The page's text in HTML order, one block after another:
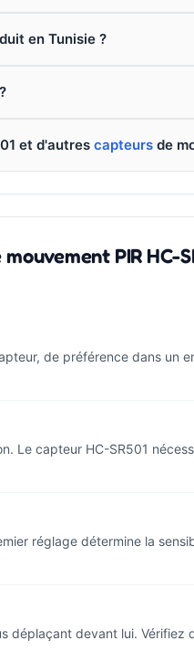
en Tunisie ?
et d'autres capteurs de
PIR HC-
de préférence dans
Le capteur HC-SR501
réglage détermine la
déplaçant devant lui.